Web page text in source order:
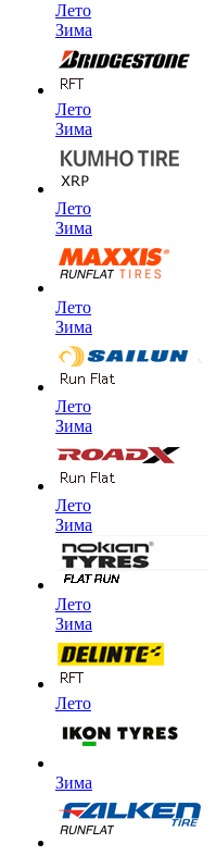
Лето
Зима
Лето
Зима
Лето
Зима
Лето
Зима
Лето
Зима
Лето
Зима
Лето
Зима
Лето
Зима